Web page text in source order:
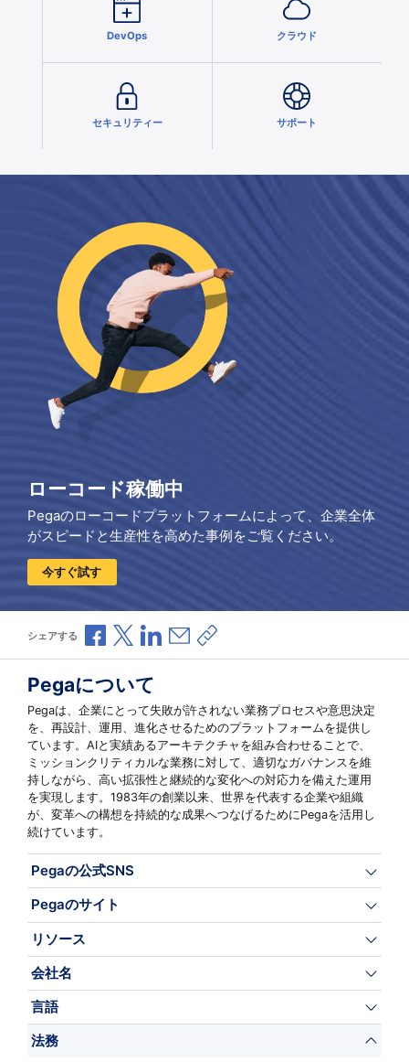
DevOps クラウド
セキュリティー サポート
ローコード稼働中
Pegaのローコードプラットフォームによって、企業全体
がスピードと生産性を高めた事例をご覧ください。
今すぐ試す
シェアする Facebookで共有
Xで共有LinkedInで共有
メールで共有
共有リンクをコピー
Pegaについて
Pegaは、企業にとって失敗が許されない業務プロセスや意思決定
を、再設計、運用、進化させるためのプラットフォームを提供し
ています。AIと実績あるアーキテクチャを組み合わせることで、
ミッションクリティカルな業務に対して、適切なガバナンスを維
持しながら、高い拡張性と継続的な変化への対応力を備えた運用
を実現します。1983年の創業以来、世界を代表する企業や組織
が、変革への構想を持続的な成果へつなげるためにPegaを活用し
続けています。
Pegaの公式SNS
Pegaのサイト
リソース
会社名
言語
法務